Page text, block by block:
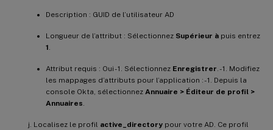
Description : GUID de l’utilisateur AD
Longueur de l’attribut : Sélectionnez Supérieur à puis entrez
1
Attribut requis : Oui - 1. Sélectionnez Enregistrer . - 1. Modifiez
les mappages d’attributs pour l’application : - 1. Depuis la
console Okta, sélectionnez Annuaire > Éditeur de profil >
Annuaires
Localisez le profil active_directory pour votre AD. Ce profil